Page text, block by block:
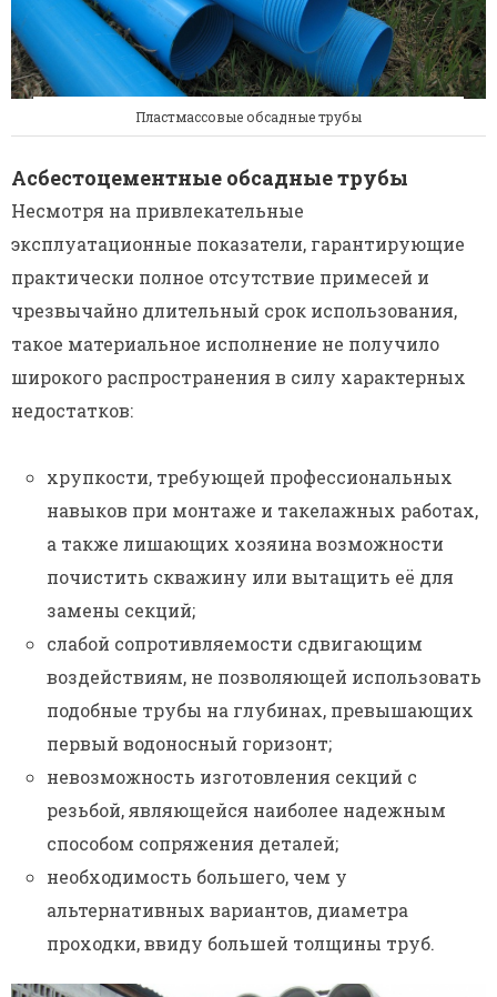
Пластмассовые обсадные трубы
Асбестоцементные обсадные трубы
Несмотря на привлекательные
эксплуатационные показатели, гарантирующие
практически полное отсутствие примесей и
чрезвычайно длительный срок использования,
такое материальное исполнение не получило
широкого распространения в силу характерных
недостатков:
хрупкости, требующей профессиональных
навыков при монтаже и такелажных работах,
а также лишающих хозяина возможности
почистить скважину или вытащить её для
замены секций;
слабой сопротивляемости сдвигающим
воздействиям, не позволяющей использовать
подобные трубы на глубинах, превышающих
первый водоносный горизонт;
невозможность изготовления секций с
резьбой, являющейся наиболее надежным
способом сопряжения деталей;
необходимость большего, чем у
альтернативных вариантов, диаметра
проходки, ввиду большей толщины труб.